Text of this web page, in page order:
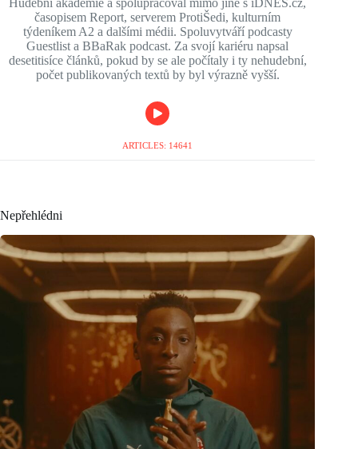
časopisem Report, serverem ProtiŠedi, kulturním
týdeníkem A2 a dalšími médii. Spoluvytváří podcasty
Guestlist a BBaRak podcast. Za svojí kariéru napsal
desetitisíce článků, pokud by se ale počítaly i ty nehudební,
počet publikovaných textů by byl výrazně vyšší.
ARTICLES: 14641
Nepřehlédni